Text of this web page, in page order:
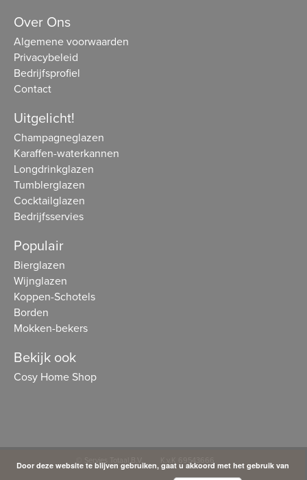
Over Ons
Algemene voorwaarden
Privacybeleid
Bedrijfsprofiel
Contact
Uitgelicht!
Champagneglazen
Karaffen-waterkannen
Longdrinkglazen
Tumblerglazen
Cocktailglazen
Bedrijfsservies
Populair
Bierglazen
Wijnglazen
Koppen-Schotels
Borden
Mokken-bekers
Bekijk ook
Cosy Home Shop
Door deze website te blijven gebruiken, gaat u akkoord met het gebruik van